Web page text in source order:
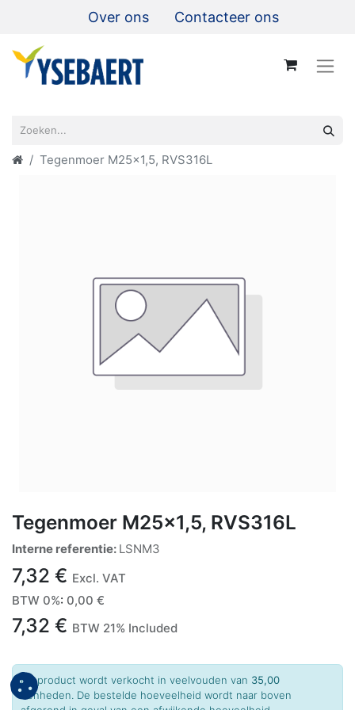
Over ons Contacteer ons
Tegenmoer M25x1,5, RVS316L
Tegenmoer M25x1,5, RVS316L
Interne referentie: LSNM3
7,32 € Excl. VAT
BTW 0%: 0,00 €
7,32 € BTW 21% Included
Dit product wordt verkocht in veelvouden van 35,00
eenheden. De bestelde hoeveelheid wordt naar boven